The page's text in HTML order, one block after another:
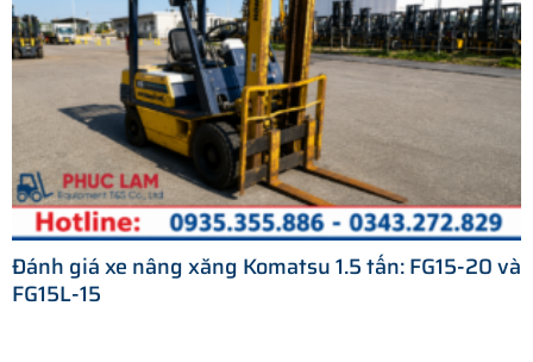
Đánh giá xe nâng xăng Komatsu 1.5 tấn: FG15-20 và
FG15L-15